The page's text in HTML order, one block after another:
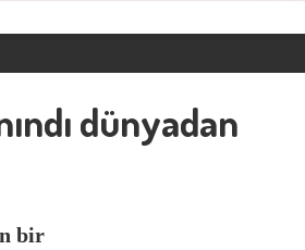
dünyadan
bir